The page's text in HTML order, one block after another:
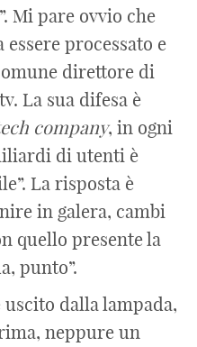
Mi pare ovvio che
processato e
direttore di
La sua difesa è
company, in ogni
di utenti è
La risposta è
in galera, cambi
quello presente la
punto”.
dalla lampada,
neppure un